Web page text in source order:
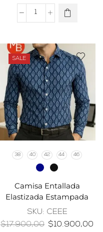
SALE
38 40 42 44 46
Camisa Entallada
Elastizada Estampada
SKU: CEEE
$17.900,00 $10.900,00